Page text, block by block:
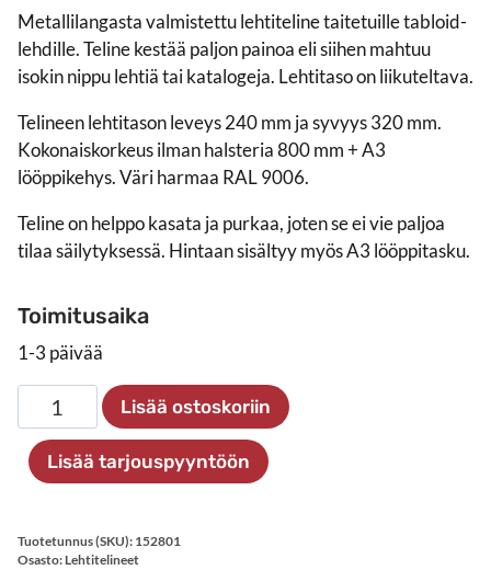
Metallilangasta valmistettu lehtiteline taitetuille tabloid-
lehdille. Teline kestää paljon painoa eli siihen mahtuu
isokin nippu lehtiä tai katalogeja. Lehtitaso on liikuteltava.
Telineen lehtitason leveys 240 mm ja syvyys 320 mm.
Kokonaiskorkeus ilman halsteria 800 mm + A3
lööppikehys. Väri harmaa RAL 9006.
Teline on helppo kasata ja purkaa, joten se ei vie paljoa
tilaa säilytyksessä. Hintaan sisältyy myös A3 lööppitasku.
Toimitusaika
1-3 päivää
Tabloid
lehtiteline,
kapea
määrä
Lisää ostoskoriin
Lisää tarjouspyyntöön
Tuotetunnus (SKU): 152801
Osasto: Lehtitelineet